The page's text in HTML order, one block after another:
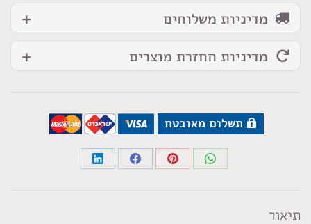
מדיניות משלוחים
מדיניות החזרת מוצרים
תשלום מאובטח
Share
Share
Share
Share
תיאור